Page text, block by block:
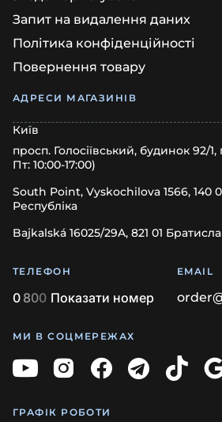
Запит на видалення даних
Політика конфіденційності
Повернення товару
АДРЕСИ МАГАЗИНІВ
Київ
просп. Голосіївський, будинок
Пт: 10:00-17:00)
South Point, Vyskochilova 1566, 140
Республіка
Bajkalská 16025/29A, 821 01
ТЕЛЕФОН
0 800 Показати номер
EMAIL
МИ В СОЦМЕРЕЖАХ
ГРАФІК РОБОТИ